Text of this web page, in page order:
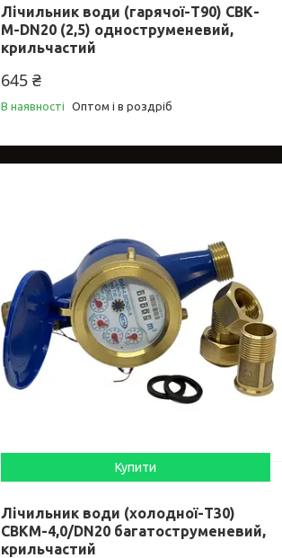
Лічильник води (гарячої-Т90) СВК-
М-DN20 (2,5) одноструменевий,
крильчастий
645 ₴
В наявності Оптом і в роздріб
Купити
Лічильник води (холодної-Т30)
СВКМ-4,0/DN20 багатоструменевий,
крильчастий